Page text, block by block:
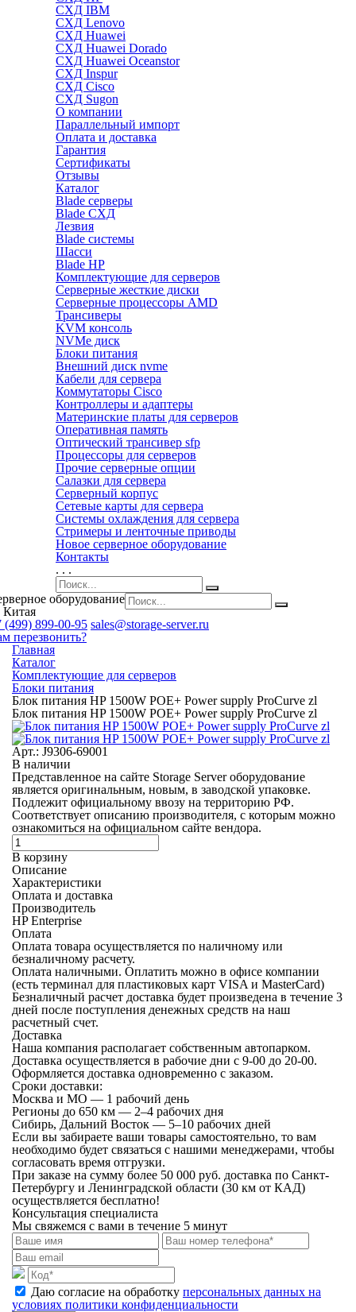
СХД IBM
СХД Lenovo
СХД Huawei
СХД Huawei Dorado
СХД Huawei Oceanstor
СХД Inspur
СХД Cisco
СХД Sugon
О компании
Параллельный импорт
Оплата и доставка
Гарантия
Сертификаты
Отзывы
Каталог
Blade серверы
Blade СХД
Лезвия
Blade системы
Шасси
Blade HP
Комплектующие для серверов
Серверные жесткие диски
Серверные процессоры AMD
Трансиверы
KVM консоль
NVMe диск
Блоки питания
Внешний диск nvme
Кабели для сервера
Коммутаторы Cisco
Контроллеры и адаптеры
Материнские платы для серверов
Оперативная память
Оптический трансивер sfp
Процессоры для серверов
Прочие серверные опции
Салазки для сервера
Серверный корпус
Сетевые карты для сервера
Системы охлаждения для сервера
Стримеры и ленточные приводы
Новое серверное оборудование
Контакты
. . .
оборудование
Китая
(499) 899-00-95 sales@storage-server.ru
перезвонить?
Главная
Каталог
Комплектующие для серверов
Блоки питания
Блок питания HP 1500W POE+ Power supply ProCurve zl
Блок питания HP 1500W POE+ Power supply ProCurve zl
Арт.: J9306-69001
В наличии
Представленное на сайте Storage Server оборудование
является оригинальным, новым, в заводской упаковке.
Подлежит официальному ввозу на территорию РФ.
Соответствует описанию производителя, с которым можно
ознакомиться на официальном сайте вендора.
В корзину
Описание
Характеристики
Оплата и доставка
Производитель
HP Enterprise
Оплата
Оплата товара осуществляется по наличному или
безналичному расчету.
Оплата наличными. Оплатить можно в офисе компании
(есть терминал для пластиковых карт VISA и MasterCard)
Безналичный расчет доставка будет произведена в течение 3
дней после поступления денежных средств на наш
расчетный счет.
Доставка
Наша компания располагает собственным автопарком.
Доставка осуществляется в рабочие дни с 9-00 до 20-00.
Оформляется доставка одновременно с заказом.
Сроки доставки:
Москва и МО — 1 рабочий день
Регионы до 650 км — 2–4 рабочих дня
Сибирь, Дальний Восток — 5–10 рабочих дней
Если вы забираете ваши товары самостоятельно, то вам
необходимо будет связаться с нашими менеджерами, чтобы
согласовать время отгрузки.
При заказе на сумму более 50 000 руб. доставка по Санкт-
Петербургу и Ленинградской области (30 км от КАД)
осуществляется бесплатно!
Консультация специалиста
Мы свяжемся с вами в течение 5 минут
Даю согласие на обработку персональных данных на
условиях политики конфиденциальности